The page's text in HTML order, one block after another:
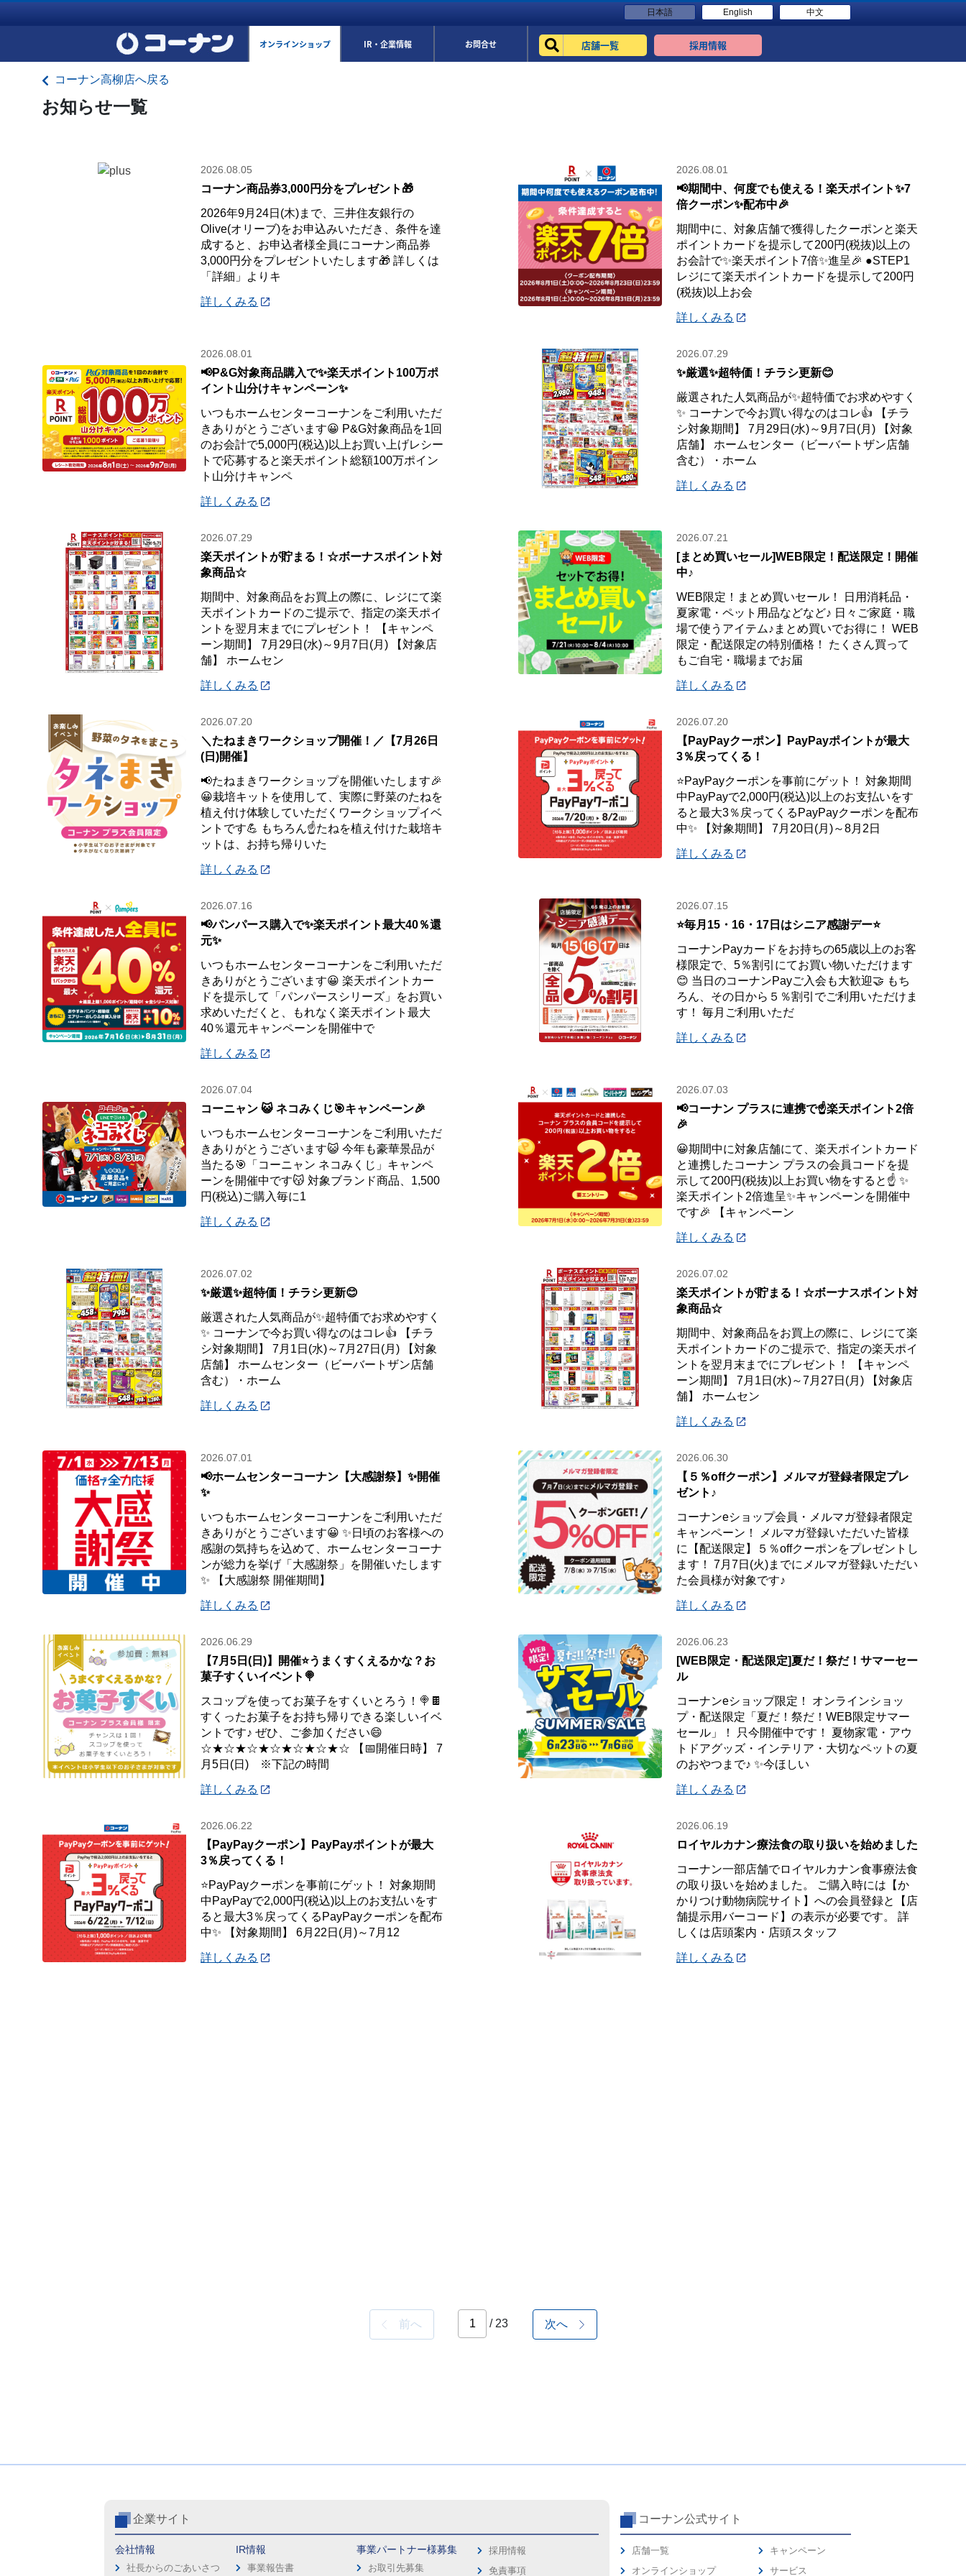
日本語 English 中文
オンラインショップ IR・企業情報 お問合せ 店舗一覧 採用情報
コーナン高柳店へ戻る
お知らせ一覧
2026.08.05
コーナン商品券3,000円分をプレゼント🎁
2026年9月24日(木)まで、三井住友銀行の
Olive(オリーブ)をお申込みいただき、条件を達
成すると、お申込者様全員にコーナン商品券
3,000円分をプレゼントいたします🎁 詳しくは
「詳細」よりキ
詳しくみる
2026.08.01
📢期間中、何度でも使える！楽天ポイント✨7
倍クーポン✨配布中🎉
期間中に、対象店舗で獲得したクーポンと楽天
ポイントカードを提示して200円(税抜)以上の
お会計で✨楽天ポイント7倍✨進呈🎉 ●STEP1
レジにて楽天ポイントカードを提示して200円
(税抜)以上お会
詳しくみる
2026.08.01
📢P&G対象商品購入で✨楽天ポイント100万ポ
イント山分けキャンペーン✨
いつもホームセンターコーナンをご利用いただ
きありがとうございます😀 P&G対象商品を1回
のお会計で5,000円(税込)以上お買い上げレシー
トで応募すると楽天ポイント総額100万ポイン
ト山分けキャンペ
詳しくみる
2026.07.29
✨厳選✨超特価！チラシ更新😊
厳選された人気商品が✨超特価でお求めやすく
✨ コーナンで今お買い得なのはコレ👍 【チラ
シ対象期間】 7月29日(水)～9月7日(月) 【対象
店舗】 ホームセンター（ビーバートザン店舗
含む）・ホーム
詳しくみる
2026.07.29
楽天ポイントが貯まる！☆ボーナスポイント対
象商品☆
期間中、対象商品をお買上の際に、レジにて楽
天ポイントカードのご提示で、指定の楽天ポイ
ントを翌月末までにプレゼント！ 【キャンペ
ーン期間】 7月29日(水)～9月7日(月) 【対象店
舗】 ホームセン
詳しくみる
2026.07.21
[まとめ買いセール]WEB限定！配送限定！開催
中♪
WEB限定！まとめ買いセール！ 日用消耗品・
夏家電・ペット用品などなど♪ 日々ご家庭・職
場で使うアイテム♪まとめ買いでお得に！ WEB
限定・配送限定の特別価格！ たくさん買って
もご自宅・職場までお届
詳しくみる
2026.07.20
＼たねまきワークショップ開催！／【7月26日
(日)開催】
📢たねまきワークショップを開催いたします🎉
😀栽培キットを使用して、実際に野菜のたねを
植え付け体験していただくワークショップイベ
ントです💪 もちろん☝️たねを植え付けた栽培キ
ットは、お持ち帰りいた
詳しくみる
2026.07.20
【PayPayクーポン】PayPayポイントが最大
3％戻ってくる！
⭐PayPayクーポンを事前にゲット！ 対象期間
中PayPayで2,000円(税込)以上のお支払いをす
ると最大3％戻ってくるPayPayクーポンを配布
中✨ 【対象期間】 7月20日(月)～8月2日
詳しくみる
2026.07.16
📢パンパース購入で✨楽天ポイント最大40％還
元✨
いつもホームセンターコーナンをご利用いただ
きありがとうございます😀 楽天ポイントカー
ドを提示して「パンパースシリーズ」をお買い
求めいただくと、もれなく楽天ポイント最大
40％還元キャンペーンを開催中で
詳しくみる
2026.07.15
⭐毎月15・16・17日はシニア感謝デー⭐
コーナンPayカードをお持ちの65歳以上のお客
様限定で、5％割引にてお買い物いただけます
😊 当日のコーナンPayご入会も大歓迎🤝 もち
ろん、その日から５％割引でご利用いただけま
す！ 毎月ご利用いただ
詳しくみる
2026.07.04
コーニャン 😺 ネコみくじ🎯キャンペーン🎉
いつもホームセンターコーナンをご利用いただ
きありがとうございます😺 今年も豪華景品が
当たる🎯「コーニャン ネコみくじ」キャンペ
ーンを開催中です😽 対象ブランド商品、1,500
円(税込)ご購入毎に1
詳しくみる
2026.07.03
📢コーナン プラスに連携で☝️楽天ポイント2倍
🎉
😀期間中に対象店舗にて、楽天ポイントカード
と連携したコーナン プラスの会員コードを提
示して200円(税抜)以上お買い物をすると☝️ ✨
楽天ポイント2倍進呈✨キャンペーンを開催中
です🎉 【キャンペーン
詳しくみる
2026.07.02
✨厳選✨超特価！チラシ更新😊
厳選された人気商品が✨超特価でお求めやすく
✨ コーナンで今お買い得なのはコレ👍 【チラ
シ対象期間】 7月1日(水)～7月27日(月) 【対象
店舗】 ホームセンター（ビーバートザン店舗
含む）・ホーム
詳しくみる
2026.07.02
楽天ポイントが貯まる！☆ボーナスポイント対
象商品☆
期間中、対象商品をお買上の際に、レジにて楽
天ポイントカードのご提示で、指定の楽天ポイ
ントを翌月末までにプレゼント！ 【キャンペ
ーン期間】 7月1日(水)～7月27日(月) 【対象店
舗】 ホームセン
詳しくみる
2026.07.01
📢ホームセンターコーナン【大感謝祭】✨開催
✨
いつもホームセンターコーナンをご利用いただ
きありがとうございます😀 ✨日頃のお客様への
感謝の気持ちを込めて、ホームセンターコーナ
ンが総力を挙げ「大感謝祭」を開催いたします
✨ 【大感謝祭 開催期間】
詳しくみる
2026.06.30
【５％offクーポン】メルマガ登録者限定プレ
ゼント♪
コーナンeショップ会員・メルマガ登録者限定
キャンペーン！ メルマガ登録いただいた皆様
に【配送限定】５％offクーポンをプレゼントし
ます！ 7月7日(火)までにメルマガ登録いただい
た会員様が対象です♪
詳しくみる
2026.06.29
【7月5日(日)】開催⭐️うまくすくえるかな？お
菓子すくいイベント🍭
スコップを使ってお菓子をすくいとろう！🍭🍫
すくったお菓子をお持ち帰りできる楽しいイベ
ントです♪ ぜひ、ご参加ください😄
☆★☆★☆★☆★☆★☆★☆ 【📅開催日時】 7
月5日(日) ※下記の時間
詳しくみる
2026.06.23
[WEB限定・配送限定]夏だ！祭だ！サマーセー
ル
コーナンeショップ限定！ オンラインショッ
プ・配送限定「夏だ！祭だ！WEB限定サマー
セール」！ 只今開催中です！ 夏物家電・アウ
トドアグッズ・インテリア・大切なペットの夏
のおやつまで♪ ✨今ほしい
詳しくみる
2026.06.22
【PayPayクーポン】PayPayポイントが最大
3％戻ってくる！
⭐PayPayクーポンを事前にゲット！ 対象期間
中PayPayで2,000円(税込)以上のお支払いをす
ると最大3％戻ってくるPayPayクーポンを配布
中✨ 【対象期間】 6月22日(月)～7月12
詳しくみる
2026.06.19
ロイヤルカナン療法食の取り扱いを始めました
コーナン一部店舗でロイヤルカナン食事療法食
の取り扱いを始めました。 ご購入時には【か
かりつけ動物病院サイト】への会員登録と【店
舗提示用バーコード】の表示が必要です。 詳
しくは店頭案内・店頭スタッフ
詳しくみる
前へ / 23 次へ
企業サイト
会社情報
社長からのごあいさつ
IR情報
事業報告書
事業パートナー様募集
お取引先募集
採用情報
免責事項
コーナン公式サイト
店舗一覧
オンラインショップ
キャンペーン
サービス